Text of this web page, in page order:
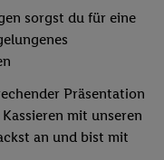
sorgst du für eine
Präsentation
mit unseren
an und bist mit